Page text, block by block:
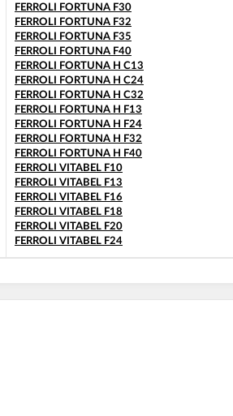
FERROLI FORTUNA F30
FERROLI FORTUNA F32
FERROLI FORTUNA F35
FERROLI FORTUNA F40
FERROLI FORTUNA H C13
FERROLI FORTUNA H C24
FERROLI FORTUNA H C32
FERROLI FORTUNA H F13
FERROLI FORTUNA H F24
FERROLI FORTUNA H F32
FERROLI FORTUNA H F40
FERROLI VITABEL F10
FERROLI VITABEL F13
FERROLI VITABEL F16
FERROLI VITABEL F18
FERROLI VITABEL F20
FERROLI VITABEL F24